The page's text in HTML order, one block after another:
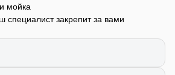
мойка
специалист закрепит за вами